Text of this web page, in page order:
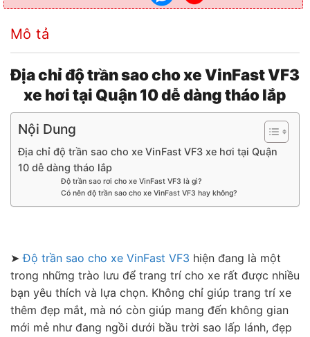
Mô tả
Địa chỉ độ trần sao cho xe VinFast VF3
xe hơi tại Quận 10 dễ dàng tháo lắp
Nội Dung
Địa chỉ độ trần sao cho xe VinFast VF3 xe hơi tại Quận
10 dễ dàng tháo lắp
Độ trần sao rơi cho xe VinFast VF3 là gì?
Có nên độ trần sao cho xe VinFast VF3 hay không?
➤Độ trần sao cho xe VinFast VF3 hiện đang là một
trong những trào lưu để trang trí cho xe rất được nhiều
bạn yêu thích và lựa chọn. Không chỉ giúp trang trí xe
thêm đẹp mắt, mà nó còn giúp mang đến không gian
mới mẻ như đang ngồi dưới bầu trời sao lấp lánh, đẹp